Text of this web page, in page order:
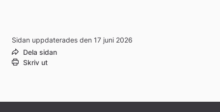
Sidan uppdaterades den 17 juni 2026
Dela sidan
Skriv ut